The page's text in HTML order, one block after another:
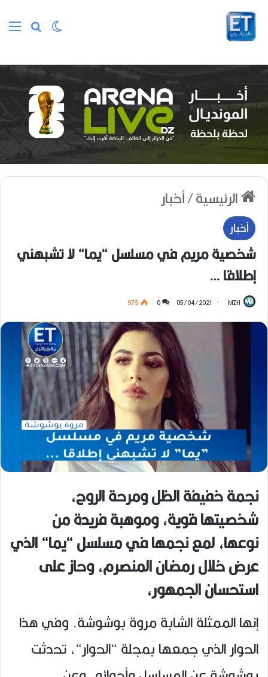
بحث عن
الوضع المظلم
الرئيسية/أخبار
أخبار
شخصية مريم في مسلسل “يما“ لا تشبهني
إطلاقا …
MZH
05/04/2021
0
975
نجمة خفيفة الظل ومرحة الروح،
شخصيتها قوية، وموهبة فريدة من
نوعها، لمع نجمها في مسلسل “يما“ الذي
عرض خلال رمضان المنصرم، وحاز على
استحسان الجمهور،
إنها الممثلة الشابة مروة بوشوشة. وفي هذا
الحوار الذي جمعها بمجلة “الحوار“، تحدثت